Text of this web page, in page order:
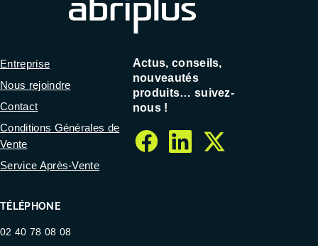
TÉLÉPHONE
02 40 78 08 08
Entreprise
Nous rejoindre
Contact
Conditions Générales de
Vente
Service Après-Vente
Actus, conseils,
nouveautés
produits… suivez-
nous !
facebook
linkedin
twitter